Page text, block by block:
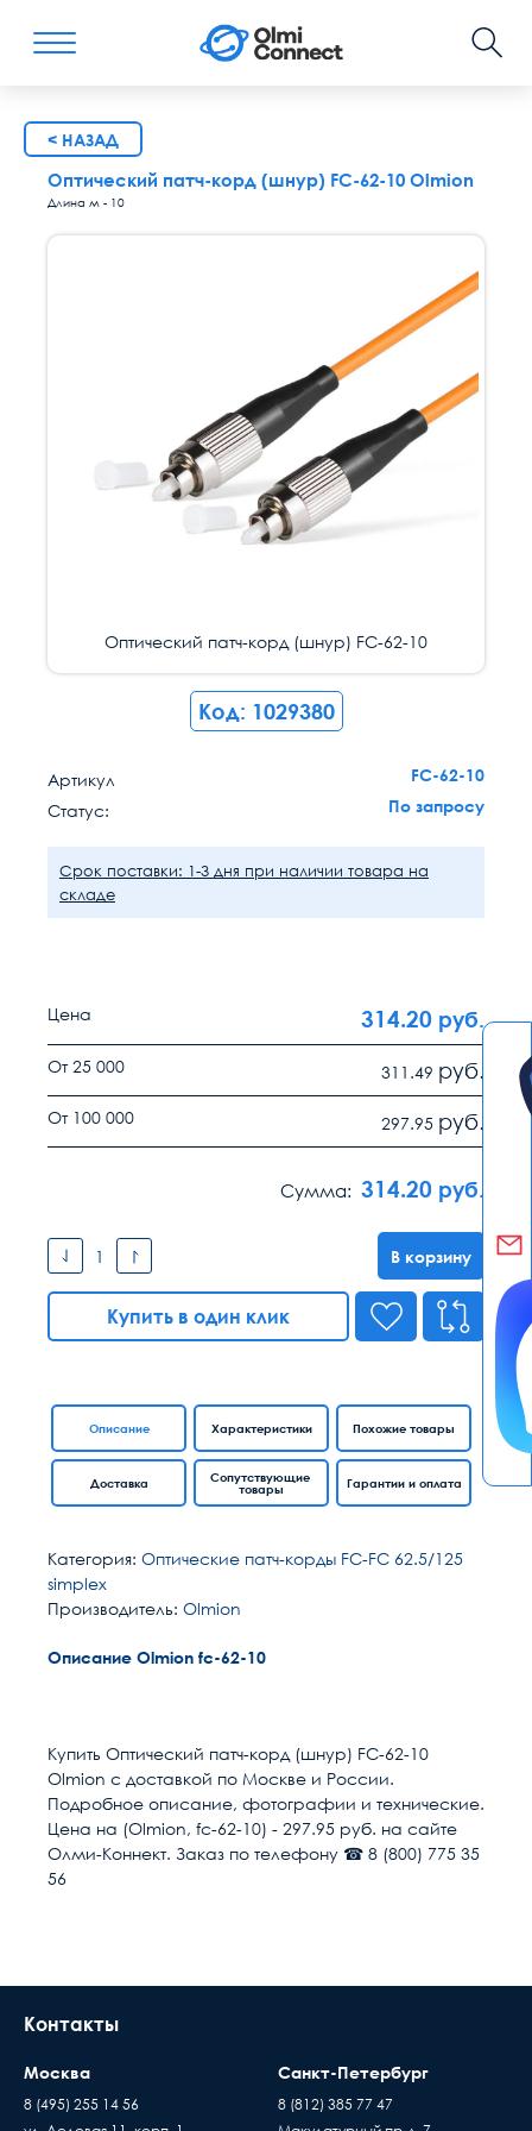
< НАЗАД
Оптический патч-корд (шнур) FC-62-10 Olmion
Длина м - 10
Оптический патч-корд (шнур) FC-62-10
Код: 1029380
Артикул
FC-62-10
Статус:
По запросу
Срок поставки: 1-3 дня при наличии товара на
складе
Цена 314.20 руб.
От 25 000 311.49 руб.
От 100 000 297.95 руб.
Сумма: 314.20 руб.
В корзину
Купить в один клик
Описание Характеристики
Доставка
Похожие товары
Сопутствующие
товары
Гарантии и оплата
Категория: Оптические патч-корды FC-FC 62.5/125
simplex
Производитель: Olmion
Описание Olmion fc-62-10
Длина м
Размер кабель канала 55
Разъем 1 FC/UPC
Направление канала
Тип волокна MM 62.5/125 (OM1)
Условия доставки
Доставка осуществляется в течении 2-4
рабочих дней после поступления оплаты на
до подъезда или места куда может подъехать
происходит силами заказчика
Время ожидания водителя при доставке
Купить Оптический патч-корд (шнур) FC-62-10
Olmion с доставкой по Москве и России.
Подробное описание, фотографии и технические.
Цена на (Olmion, fc-62-10) - 297.95 руб. на сайте
Олми-Коннект. Заказ по телефону ☎ 8 (800) 775 35
56
Контакты
Москва
8 (495) 255 14 56
Санкт-Петербург
8 (812) 385 77 47